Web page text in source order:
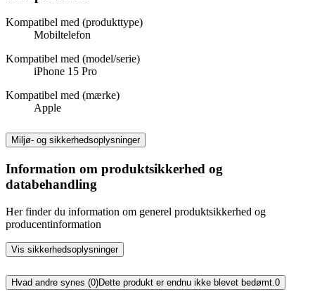
Kompatibel med (produkttype)
Mobiltelefon
Kompatibel med (model/serie)
iPhone 15 Pro
Kompatibel med (mærke)
Apple
Miljø- og sikkerhedsoplysninger
Information om produktsikkerhed og
databehandling
Her finder du information om generel produktsikkerhed og
producentinformation
Vis sikkerhedsoplysninger
Hvad andre synes (0)Dette produkt er endnu ikke blevet bedømt. 0